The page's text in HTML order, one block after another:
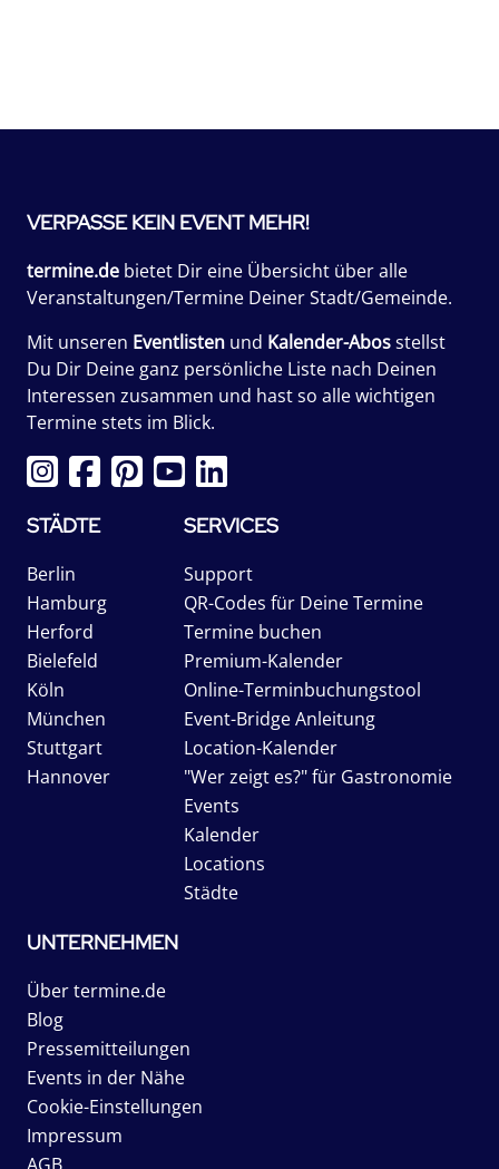
VERPASSE KEIN EVENT MEHR!
termine.de bietet Dir eine Übersicht über alle
Veranstaltungen/Termine Deiner Stadt/Gemeinde.
Mit unseren Eventlisten und Kalender-Abosstellst
Du Dir Deine ganz persönliche Liste nach Deinen
Interessen zusammen und hast so alle wichtigen
Termine stets im Blick.
STÄDTE
Berlin
Hamburg
Herford
Bielefeld
Köln
München
Stuttgart
Hannover
SERVICES
Support
QR-Codes für Deine Termine
Termine buchen
Premium-Kalender
Online-Terminbuchungstool
Event-Bridge Anleitung
Location-Kalender
"Wer zeigt es?" für Gastronomie
Events
Kalender
Locations
Städte
UNTERNEHMEN
Über termine.de
Blog
Pressemitteilungen
Events in der Nähe
Cookie-Einstellungen
Impressum
AGB